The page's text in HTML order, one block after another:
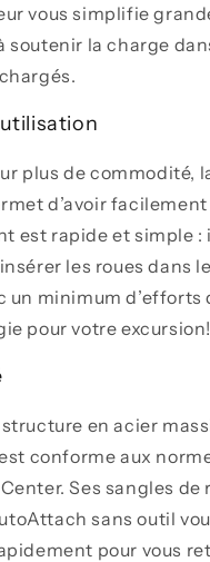
vous simplifie
soutenir la charge
plus de commodité,
d’avoir
est rapide et simple :
les roues dans
un minimum d’efforts
pour votre excursion!
structure en acier
conforme aux
Ses sangles
sans outil
pour vous